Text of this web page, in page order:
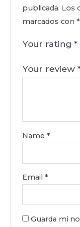
publicada. Los
marcados con*
Your rating*
Your review
Name*
Email*
Guarda mi